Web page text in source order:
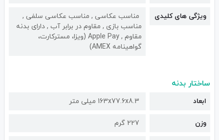
ویژگی های کلیدی
مناسب عکاسی , مناسب عکاسی سلفی ,
مناسب بازی , مقاوم در برابر آب , دارای بدنه
مقاوم , Apple Pay (ویزا، مسترکارت،
گواهینامه AMEX)
ساختار بدنه
ابعاد 163x77.6x8.3 میلی متر
وزن 227 گرم